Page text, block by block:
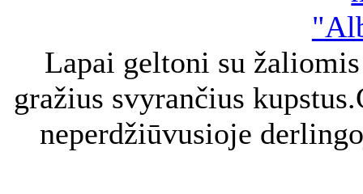
Lapai geltoni su
gražius svyrančius
neperdžiūvusioje